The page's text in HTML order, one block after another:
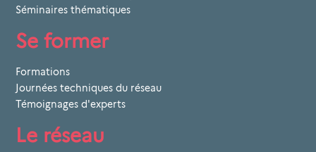
Séminaires thématiques
Se former
Formations
Journées techniques du réseau
Témoignages d'experts
Le réseau